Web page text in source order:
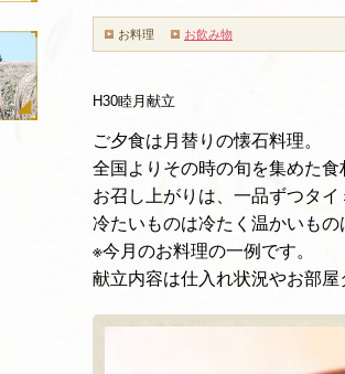
お料理 お飲み物
H30睦月献立
ご夕食は月替りの懐石料理。
全国よりその時の旬を集めた食
お召し上がりは、一品ずつタイ
冷たいものは冷たく温かいもの
※今月のお料理の一例です。
献立内容は仕入れ状況やお部屋